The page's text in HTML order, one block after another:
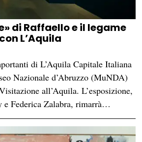
di Raffaello e il legame
L’Aquila
di L’Aquila Capitale Italiana
Nazionale d’Abruzzo (MuNDA)
all’Aquila. L’esposizione,
e Federica Zalabra, rimarrà…